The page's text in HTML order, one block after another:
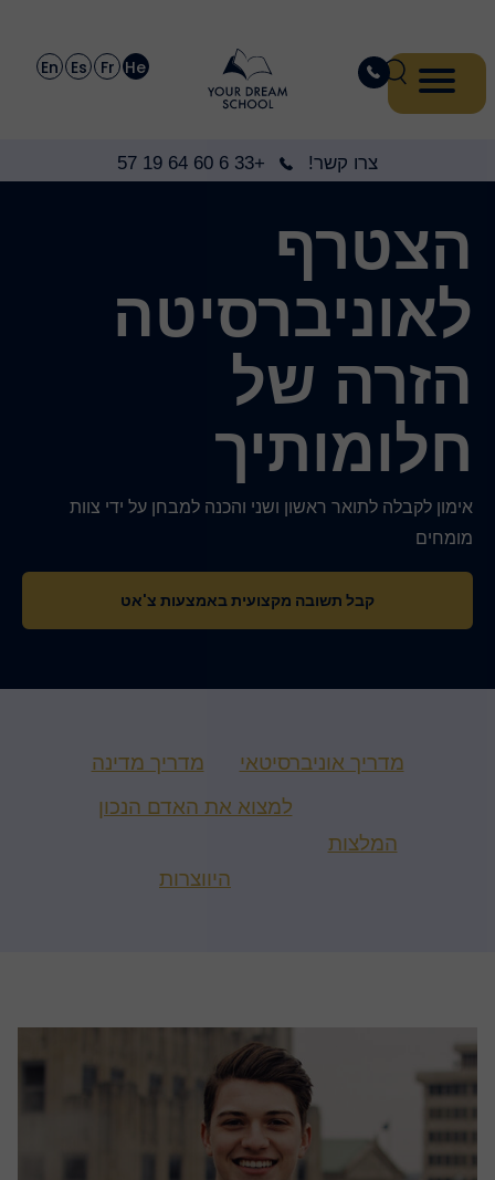
He
Fr
Es
En
צרו קשר! +33 6 60 64 19 57
הצטרף
לאוניברסיטה
הזרה של
חלומותיך
אימון לקבלה לתואר ראשון ושני והכנה למבחן על ידי צוות
מומחים
קבל תשובה מקצועית באמצעות צ'אט
מדריך אוניברסיטאי מדריך מדינה
המלצות
למצוא את האדם הנכון
היווצרות